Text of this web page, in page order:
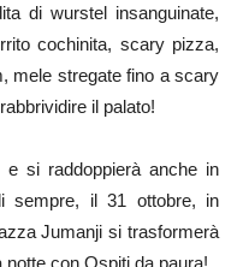
di wurstel insanguinate,
cochinita, scary pizza,
mele stregate fino a scary
il palato!
si raddoppierà anche in
sempre, il 31 ottobre, in
Jumanji si trasformerà
notte con Ospiti da paura!